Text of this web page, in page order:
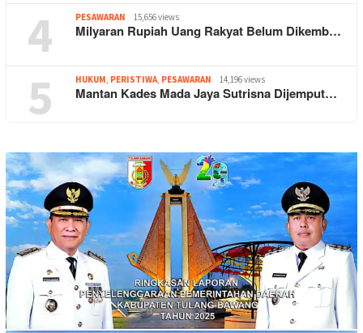
4 PESAWARAN 15,656 views
Milyaran Rupiah Uang Rakyat Belum Dikemb…
5 HUKUM, PERISTIWA, PESAWARAN 14,196 views
Mantan Kades Mada Jaya Sutrisna Dijemput…